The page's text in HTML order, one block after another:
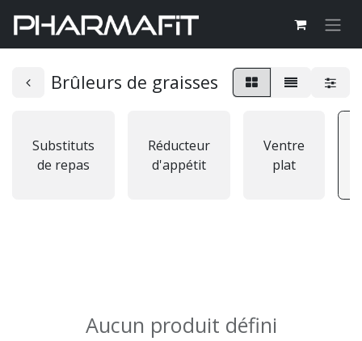
Brûleurs de graisses
Substituts
de repas
Réducteur
d'appétit
Ventre
plat
Aucun produit défini